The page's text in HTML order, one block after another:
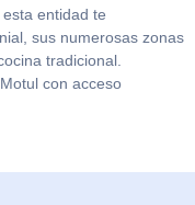
entidad te
sus numerosas zonas
tradicional.
con acceso